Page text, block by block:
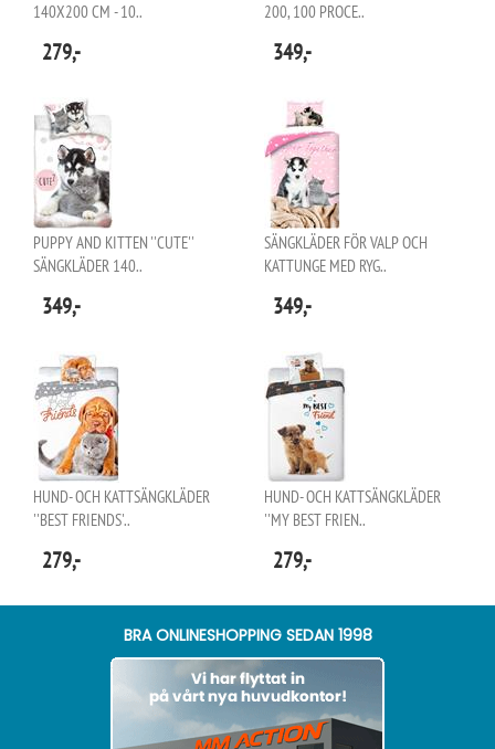
140X200 CM - 10..
279,-
200, 100 PROCE..
349,-
PUPPY AND KITTEN ''CUTE''
SÄNGKLÄDER 140..
349,-
SÄNGKLÄDER FÖR VALP OCH
KATTUNGE MED RYG..
349,-
HUND- OCH KATTSÄNGKLÄDER
''BEST FRIENDS'..
279,-
HUND- OCH KATTSÄNGKLÄDER
''MY BEST FRIEN..
279,-
BRA ONLINESHOPPING SEDAN 1998